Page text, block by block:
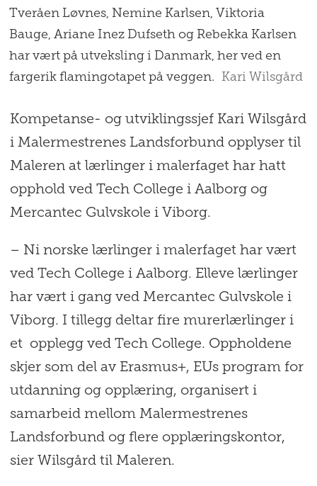
Tveråen Løvnes, Nemine Karlsen, Viktoria
Bauge, Ariane Inez Dufseth og Rebekka Karlsen
har vært på utveksling i Danmark, her ved en
fargerik flamingotapet på veggen.
Kari Wilsgård
Kompetanse- og utviklingssjef Kari Wilsgård
i Malermestrenes Landsforbund opplyser til
Maleren at lærlinger i malerfaget har hatt
opphold ved Tech College i Aalborg og
Mercantec Gulvskole i Viborg.
– Ni norske lærlinger i malerfaget har vært
ved Tech College i Aalborg. Elleve lærlinger
har vært i gang ved Mercantec Gulvskole i
Viborg. I tillegg deltar fire murerlærlinger i
et opplegg ved Tech College. Oppholdene
skjer som del av Erasmus+, EUs program for
utdanning og opplæring, organisert i
samarbeid mellom Malermestrenes
Landsforbund og flere opplæringskontor,
sier Wilsgård til Maleren.